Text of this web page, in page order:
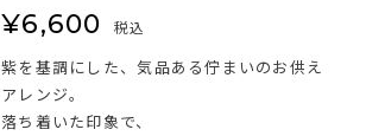
¥6,600 税込
紫を基調にした、気品ある佇まいのお供え
アレンジ。
落ち着いた印象で、